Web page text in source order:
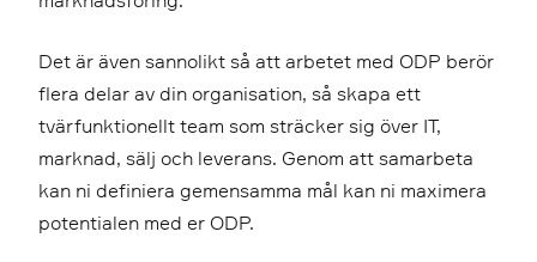
Det är även sannolikt så att arbetet med ODP berör
flera delar av din organisation, så skapa ett
tvärfunktionellt team som sträcker sig över IT,
marknad, sälj och leverans. Genom att samarbeta
kan ni definiera gemensamma mål kan ni maximera
potentialen med er ODP.